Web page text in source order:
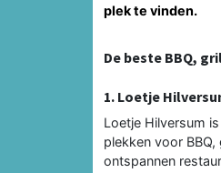
plek te vinden.
De beste BBQ,
1. Loetje
Loetje Hilversum
plekken voor
ontspannen